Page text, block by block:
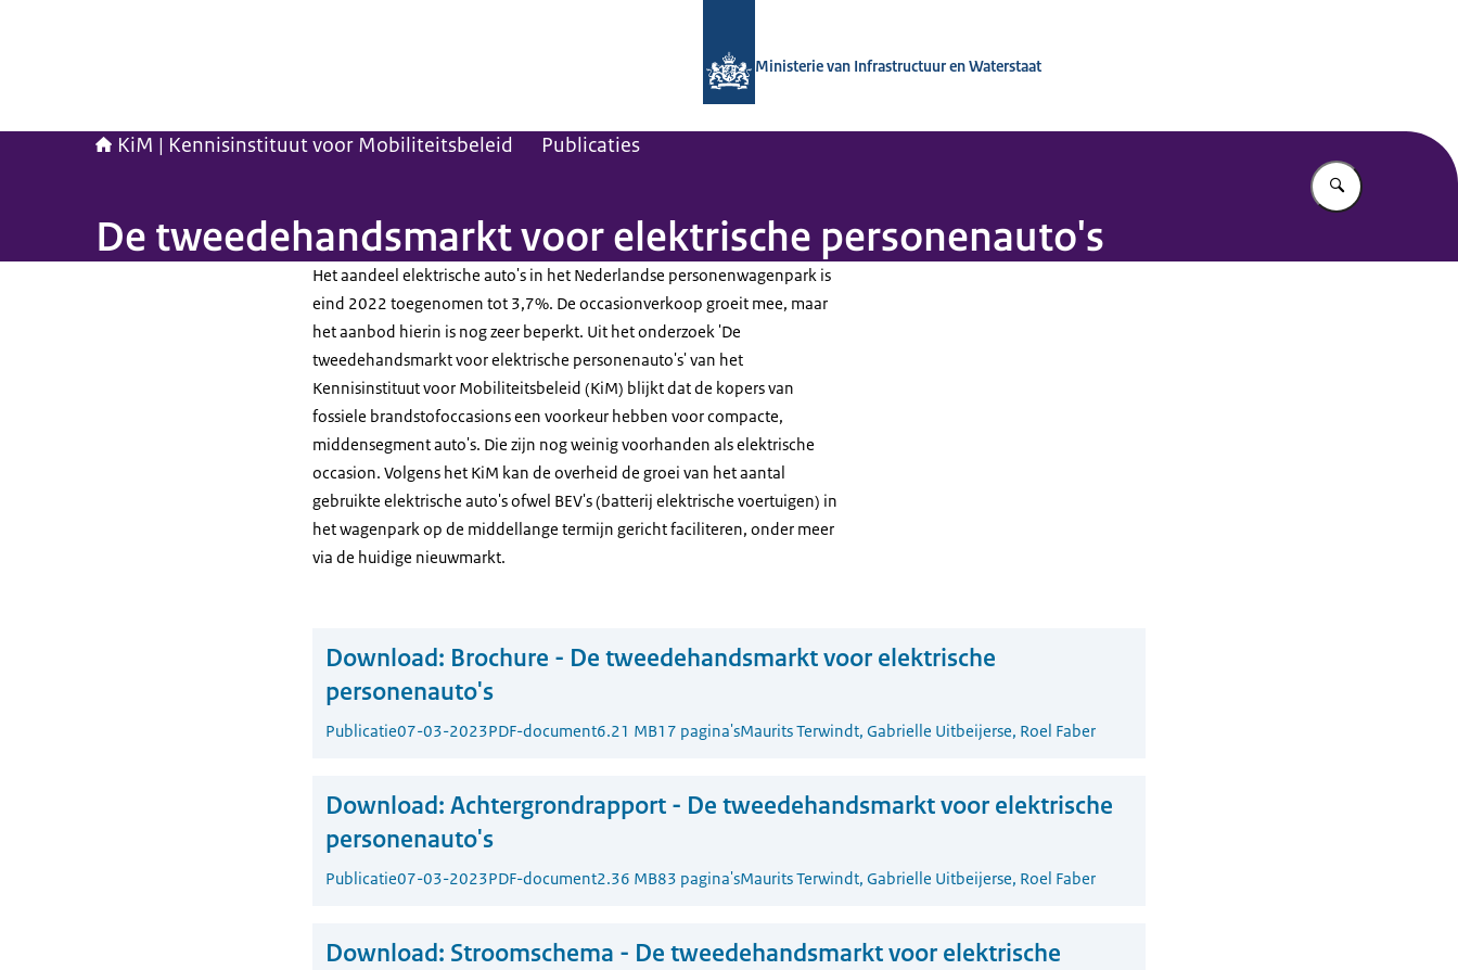
Ministerie van Infrastructuur en Waterstaat
KiM | Kennisinstituut voor Mobiliteitsbeleid Publicaties
Vul in wat u
De tweedehandsmarkt voor elektrische personenauto's
Het aandeel elektrische auto's in het Nederlandse personenwagenpark is
eind 2022 toegenomen tot 3,7%. De occasionverkoop groeit mee, maar
het aanbod hierin is nog zeer beperkt. Uit het onderzoek 'De
tweedehandsmarkt voor elektrische personenauto's' van het
Kennisinstituut voor Mobiliteitsbeleid (KiM) blijkt dat de kopers van
fossiele brandstofoccasions een voorkeur hebben voor compacte,
middensegment auto's. Die zijn nog weinig voorhanden als elektrische
occasion. Volgens het KiM kan de overheid de groei van het aantal
gebruikte elektrische auto's ofwel BEV's (batterij elektrische voertuigen) in
het wagenpark op de middellange termijn gericht faciliteren, onder meer
via de huidige nieuwmarkt.
Download: Brochure - De tweedehandsmarkt voor elektrische
personenauto's
Publicatie07-03-2023PDF-document6.21 MB17 pagina'sMaurits Terwindt, Gabrielle Uitbeijerse, Roel Faber
Download: Achtergrondrapport - De tweedehandsmarkt voor elektrische
personenauto's
Publicatie07-03-2023PDF-document2.36 MB83 pagina'sMaurits Terwindt, Gabrielle Uitbeijerse, Roel Faber
Download: Stroomschema - De tweedehandsmarkt voor elektrische